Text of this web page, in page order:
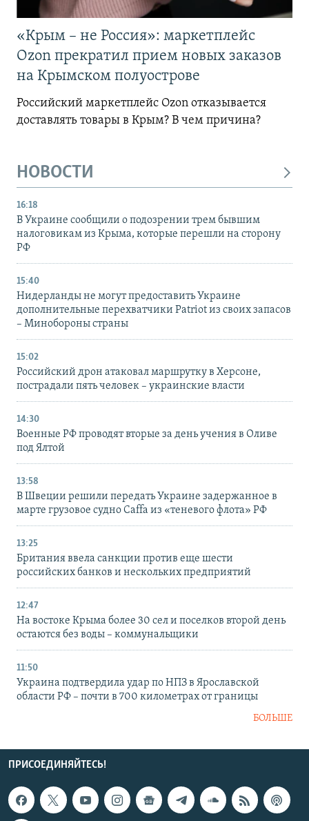
«Крым – не Россия»: маркетплейс
Ozon прекратил прием новых заказов
на Крымском полуострове
Российский маркетплейс Ozon отказывается
доставлять товары в Крым? В чем причина?
НОВОСТИ
16:18
В Украине сообщили о подозрении трем бывшим
налоговикам из Крыма, которые перешли на сторону
РФ
15:40
Нидерланды не могут предоставить Украине
дополнительные перехватчики Patriot из своих запасов
– Минобороны страны
15:02
Российский дрон атаковал маршрутку в Херсоне,
пострадали пять человек – украинские власти
14:30
Военные РФ проводят вторые за день учения в Оливе
под Ялтой
13:58
В Швеции решили передать Украине задержанное в
марте грузовое судно Caffa из «теневого флота» РФ
13:25
Британия ввела санкции против еще шести
российских банков и нескольких предприятий
12:47
На востоке Крыма более 30 сел и поселков второй день
остаются без воды – коммунальщики
11:50
Украина подтвердила удар по НПЗ в Ярославской
области РФ – почти в 700 километрах от границы
БОЛЬШЕ
ПРИСОЕДИНЯЙТЕСЬ!